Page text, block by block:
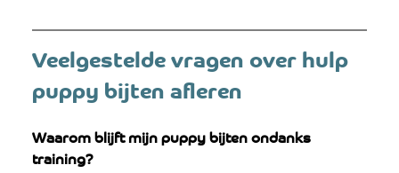
Veelgestelde vragen over hulp
puppy bijten afleren
Waarom blijft mijn puppy bijten ondanks
training?